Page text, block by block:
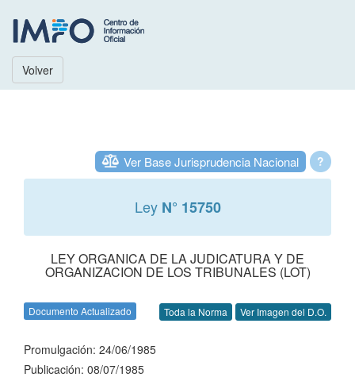
Volver
?
Ver Base Jurisprudencia Nacional
Ley N° 15750
LEY ORGANICA DE LA JUDICATURA Y DE
ORGANIZACION DE LOS TRIBUNALES (LOT)
Documento Actualizado Toda la Norma Ver Imagen del D.O.
Promulgación: 24/06/1985
Publicación: 08/07/1985